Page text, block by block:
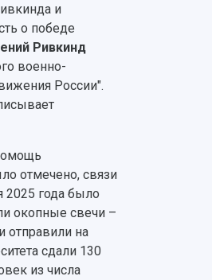
и
о победе
Ривкинд
военно-
России".
отмечено, связи
года было
окопные свечи –
отправили на
сдали 130
из числа